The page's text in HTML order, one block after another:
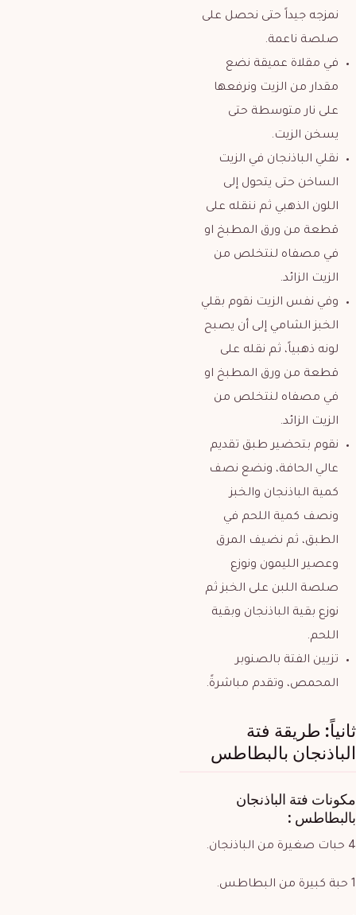
نمزجه جيداً حتى نحصل على
صلصة ناعمة.
في مقلاة عميقة نضع
مقدار من الزيت ونرفعها
على نار متوسطة حتى
يسخن الزيت.
نقلي الباذنجان في الزيت
الساخن حتى يتحول إلى
اللون الذهبي ثم ننقله على
قطعة من ورق المطبخ او
في مصفاه لنتخلص من
الزيت الزائد.
وفي نفس الزيت نقوم بقلي
الخبز الشامي إلى أن يصبح
لونه ذهبياً، ثم نقله على
قطعة من ورق المطبخ او
في مصفاه لنتخلص من
الزيت الزائد.
نقوم بتحضير طبق تقديم
عالي الحافة، ونضع نصف
كمية الباذنجان والخبز
ونصف كمية اللحم في
الطبق، ثم نضيف المرق
وعصير الليمون ونوزع
صلصة اللبن على الخبز ثم
نوزع بقية الباذنجان وبقية
اللحم.
تزيين الفتة بالصنوبر
المحمص، وتقدم مباشرةً.
ثانياً: طريقة فتة
الباذنجان بالبطاطس
مكونات فتة الباذنجان
بالبطاطس :
4 حبات صغيرة من الباذنجان.
1 حبة كبيرة من البطاطس.